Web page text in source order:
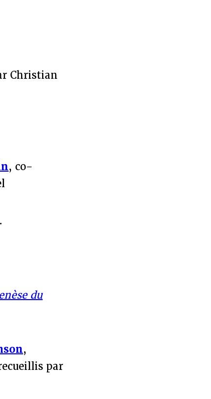
Christian
, co-
du
,
par